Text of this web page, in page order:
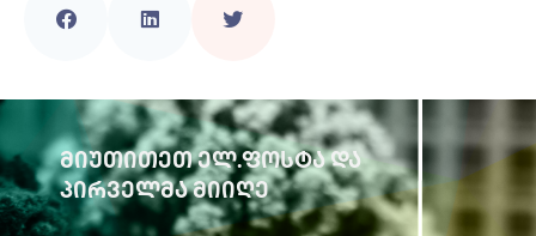
ᲛᲘᲣᲗᲘᲗᲔᲗ ᲔᲚ.ᲤᲝᲡᲢᲐ ᲓᲐ
ᲞᲘᲠᲕᲔᲚᲛᲐ ᲛᲘᲘᲦᲔ